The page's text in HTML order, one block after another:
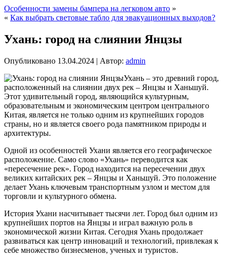
Особенности замены бампера на легковом авто »
« Как выбрать световые табло для эвакуационных выходов?
Ухань: город на слиянии Янцзы
Опубликовано 13.04.2024 | Автор: admin
Ухань – это древний город,
расположенный на слиянии двух рек – Янцзы и Ханьшуй.
Этот удивительный город, являющийся культурным,
образовательным и экономическим центром центрального
Китая, является не только одним из крупнейших городов
страны, но и является своего рода памятником природы и
архитектуры.
Одной из особенностей Ухани является его географическое
расположение. Само слово «Ухань» переводится как
«пересечение рек». Город находится на пересечении двух
великих китайских рек – Янцзы и Ханьшуй. Это положение
делает Ухань ключевым транспортным узлом и местом для
торговли и культурного обмена.
История Ухани насчитывает тысячи лет. Город был одним из
крупнейших портов на Янцзы и играл важную роль в
экономической жизни Китая. Сегодня Ухань продолжает
развиваться как центр инноваций и технологий, привлекая к
себе множество бизнесменов, ученых и туристов.